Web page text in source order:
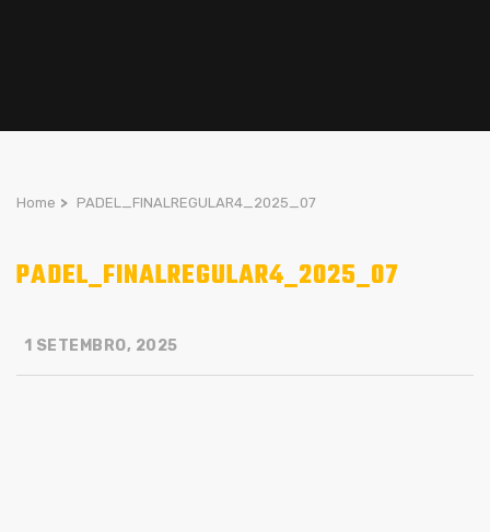
Home > PADEL_FINALREGULAR4_2025_07
PADEL_FINALREGULAR4_2025_07
1 SETEMBRO, 2025